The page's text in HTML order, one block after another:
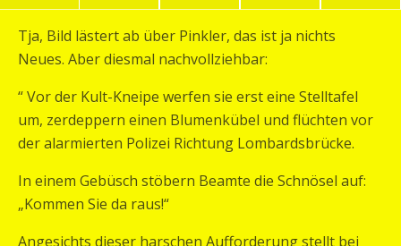
Tja, Bild lästert ab über Pinkler, das ist ja nichts
Neues. Aber diesmal nachvollziehbar:
“ Vor der Kult-Kneipe werfen sie erst eine Stelltafel
um, zerdeppern einen Blumenkübel und flüchten vor
der alarmierten Polizei Richtung Lombardsbrücke.
In einem Gebüsch stöbern Beamte die Schnösel auf:
„Kommen Sie da raus!“
Angesichts dieser harschen Aufforderung stellt bei